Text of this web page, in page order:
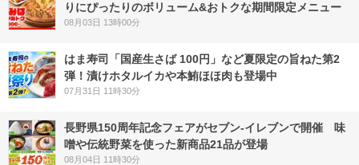
りにぴったりのボリューム&おトクな期間限定メニュー
08月03日 13時00分
はま寿司「国産生さば 100円」など夏限定の旨ねた第2
弾！漬けホタルイカや本鮪ほほ肉も登場中
07月31日 11時30分
長野県150周年記念フェアがセブン-イレブンで開催 味
噌や伝統野菜を使った新商品21品が登場
08月04日 11時30分